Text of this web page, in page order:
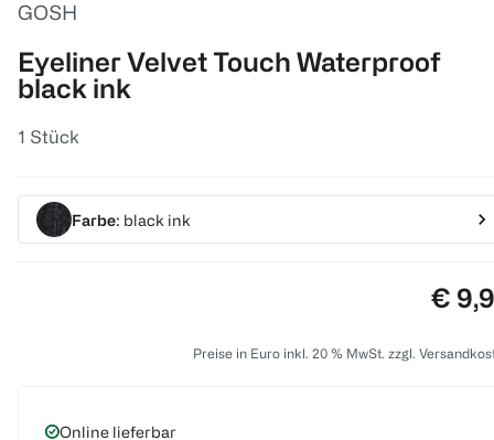
GOSH
Eyeliner Velvet Touch Waterproof
black ink
1 Stück
Farbe: black ink
€
Preise in Euro inkl. 20 % MwSt. zzgl.
Online lieferbar